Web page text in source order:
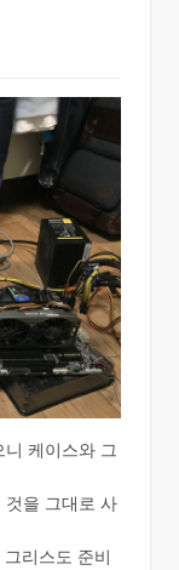
케이스와 그
것을 그대로 사
리스도 준비